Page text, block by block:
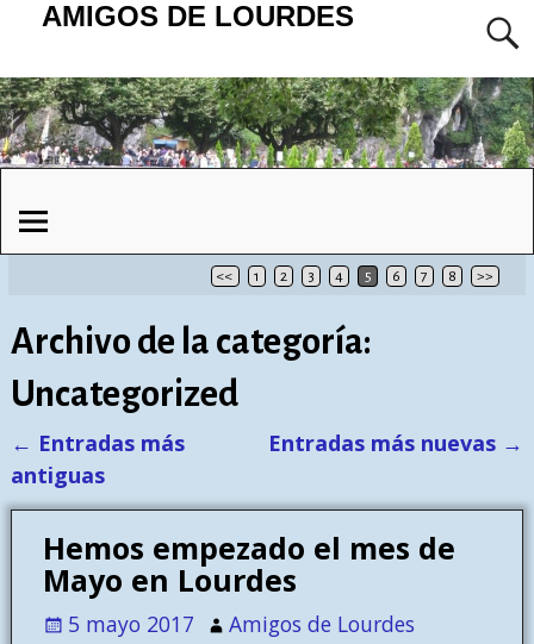
AMIGOS DE LOURDES
<< 1 2 3 4 5 6 7 8 >>
Archivo de la categoría:
Uncategorized
Navegación de entradas
← Entradas más
antiguas
Entradas más nuevas →
Hemos empezado el mes de
Mayo en Lourdes
5 mayo 2017 Amigos de Lourdes